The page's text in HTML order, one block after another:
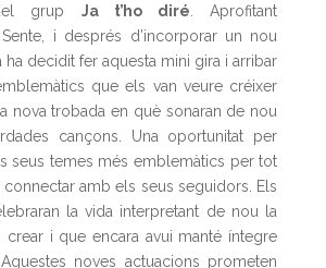
grup Ja t’ho diré . Aprofitant
Sente, i després d’incorporar un nou
ha decidit fer aquesta mini gira i arribar
que els van veure créixer
nova trobada en què sonaran de nou
cançons. Una oportunitat per
seus temes més emblemàtics per tot
amb els seus seguidors. Els
la vida interpretant de nou la
crear i que encara avui manté íntegre
noves actuacions prometen